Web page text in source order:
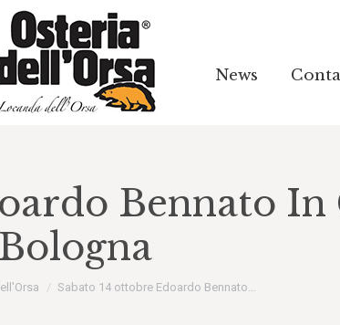
News
Bennato
Bologna
Sabato 14 ottobre Edoardo Bennato…
News